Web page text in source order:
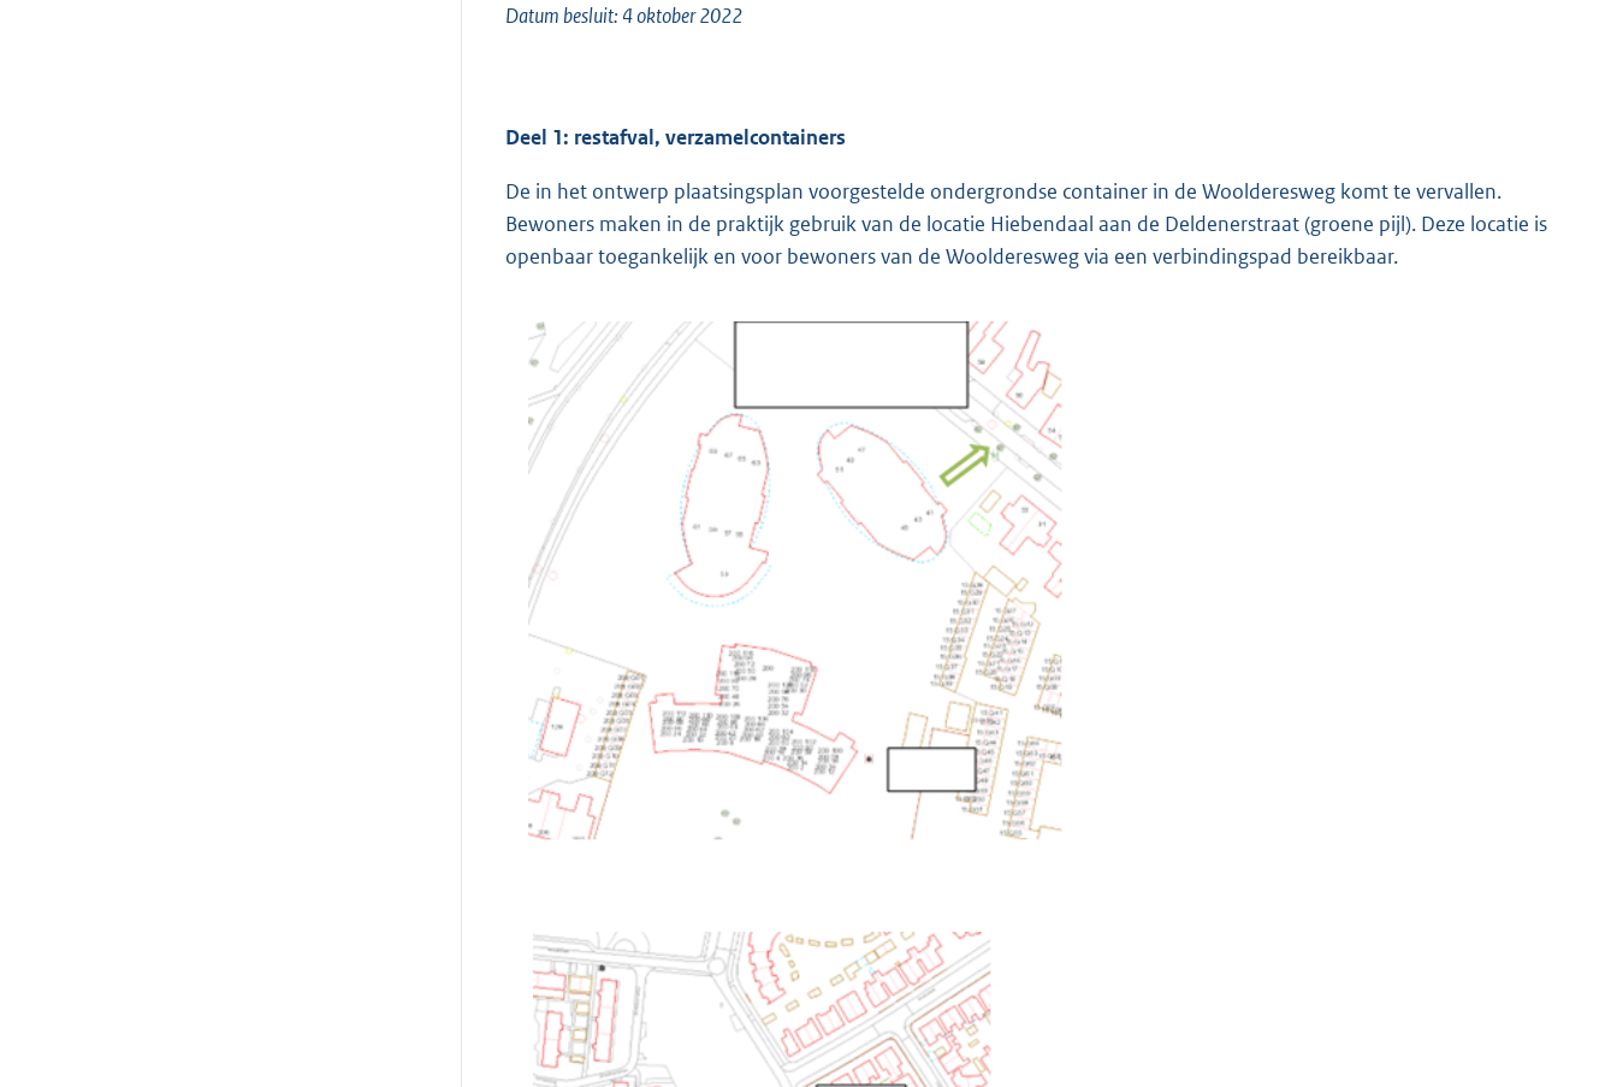
Datum besluit: 4 oktober 2022
Deel 1: restafval, verzamelcontainers
De in het ontwerp plaatsingsplan voorgestelde ondergrondse container in de Woolderesweg komt te vervallen.
Bewoners maken in de praktijk gebruik van de locatie Hiebendaal aan de Deldenerstraat (groene pijl). Deze locatie is
openbaar toegankelijk en voor bewoners van de Woolderesweg via een verbindingspad bereikbaar.